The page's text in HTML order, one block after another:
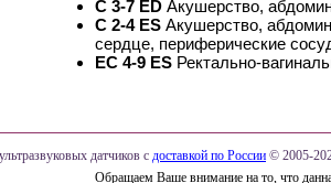
C 3-7 ED Акушерство,
C 2-4 ES Акушерство,
сердце, периферические
EC 4-9 ES Ректально-
датчиков с доставкой по России © 2005-
Обращаем Ваше внимание на то, что